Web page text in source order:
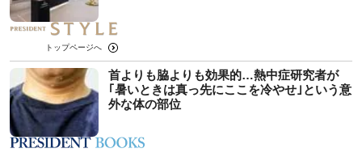
トップページへ
首よりも脇よりも効果的…熱中症研究者が
｢暑いときは真っ先にここを冷やせ｣という意
外な体の部位